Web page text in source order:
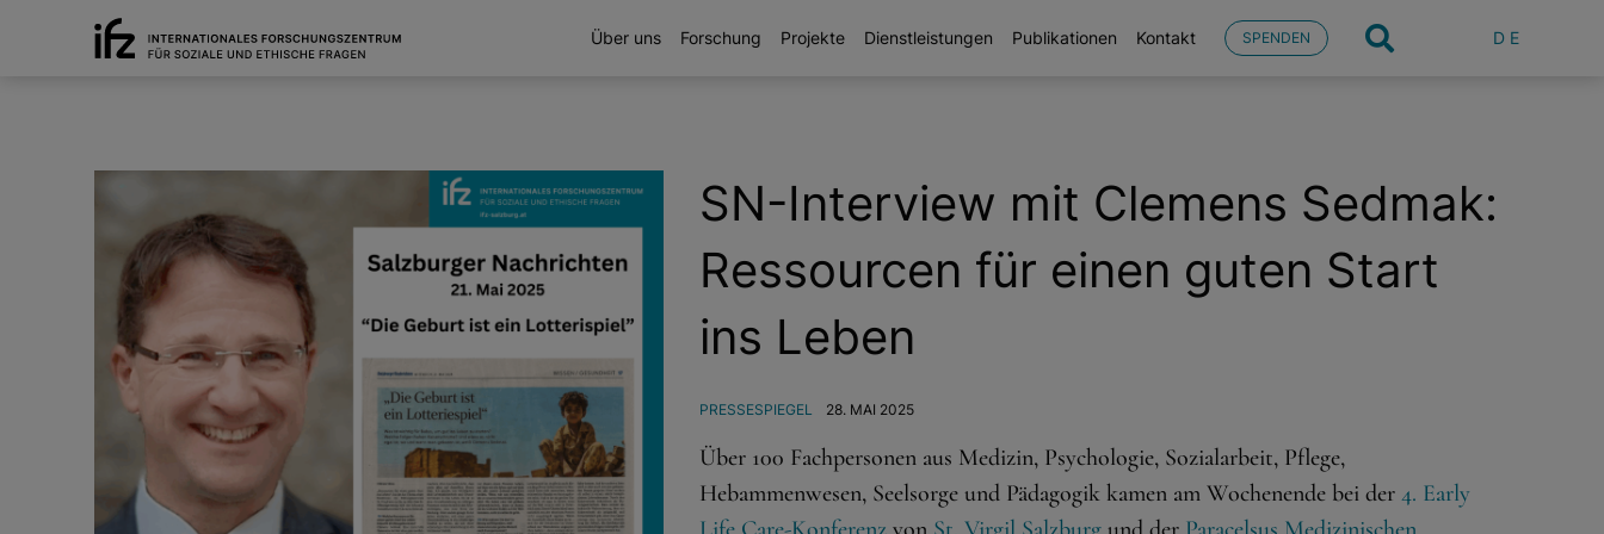
Über uns Forschung Projekte Dienstleistungen Publikationen Kontakt SPENDEN DE
SN-Interview mit Clemens Sedmak:
Ressourcen für einen guten Start
ins Leben
PRESSESPIEGEL 28. MAI 2025
Über 100 Fachpersonen aus Medizin, Psychologie, Sozialarbeit, Pflege,
Hebammenwesen, Seelsorge und Pädagogik kamen am Wochenende bei der 4. Early